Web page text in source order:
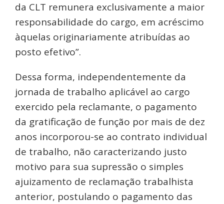
da CLT remunera exclusivamente a maior
responsabilidade do cargo, em acréscimo
àquelas originariamente atribuídas ao
posto efetivo”.
Dessa forma, independentemente da
jornada de trabalho aplicável ao cargo
exercido pela reclamante, o pagamento
da gratificação de função por mais de dez
anos incorporou-se ao contrato individual
de trabalho, não caracterizando justo
motivo para sua supressão o simples
ajuizamento de reclamação trabalhista
anterior, postulando o pagamento das